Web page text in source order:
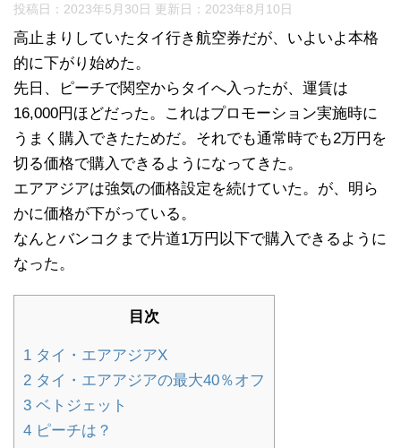
投稿日：2023年5月30日 更新日： 2023年8月10日
高止まりしていたタイ行き航空券だが、いよいよ本格
的に下がり始めた。
先日、ピーチで関空からタイへ入ったが、運賃は
16,000円ほどだった。これはプロモーション実施時に
うまく購入できたためだ。それでも通常時でも2万円を
切る価格で購入できるようになってきた。
エアアジアは強気の価格設定を続けていた。が、明ら
かに価格が下がっている。
なんとバンコクまで片道1万円以下で購入できるように
なった。
目次
1 タイ・エアアジアX
2 タイ・エアアジアの最大40％オフ
3 ベトジェット
4 ピーチは？